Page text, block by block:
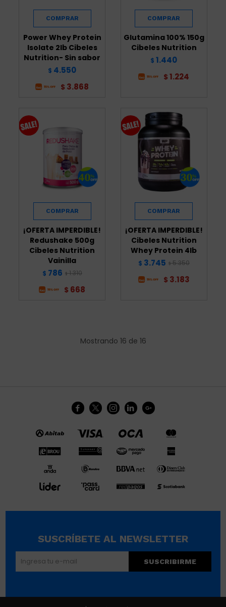
Power Whey Protein
Isolate 2lb Cibeles
Nutrition- Sin sabor
$ 4.550
$ 3.868
Glutamina 100% 150g
Cibeles Nutrition
$ 1.440
$ 1.224
¡OFERTA IMPERDIBLE!
Redushake 500g
Cibeles Nutrition
Vainilla
$ 786 $ 1.310
$ 668
¡OFERTA IMPERDIBLE!
Cibeles Nutrition
Whey Protein 4lb
$ 3.745 $ 5.350
$ 3.183
Mostrando 16 de 16
    
SUSCRÍBETE AL NEWSLETTER
SUSCRIBIRME